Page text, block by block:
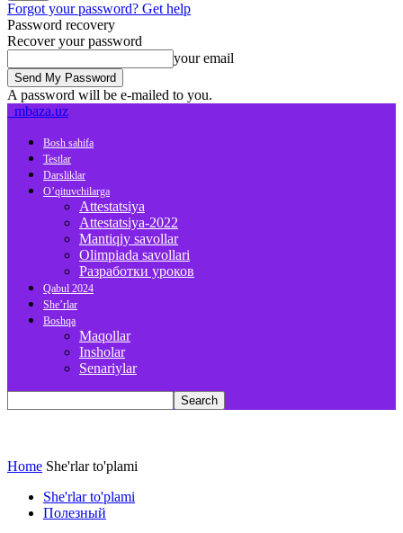
Forgot your password? Get help
Password recovery
Recover your password
your email
A password will be e-mailed to you.
mbaza.uz
Bosh sahifa
Testlar
Darsliklar
O’qituvchilarga
Attestatsiya
Attestatsiya-2022
Mantiqiy savollar
Olimpiada savollari
Разработки уроков
Qabul 2024
She’rlar
Boshqa
Maqollar
Insholar
Senariylar
Home She'rlar to'plami
She'rlar to'plami
Полезный